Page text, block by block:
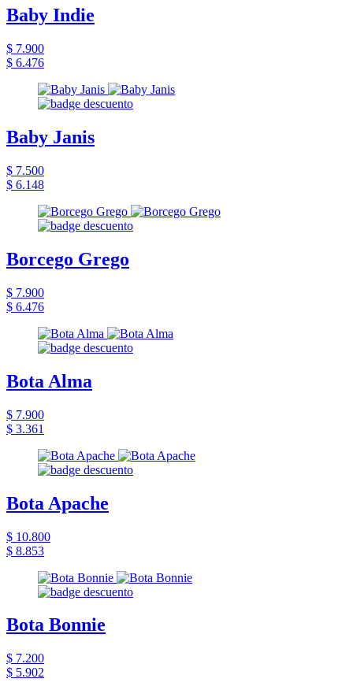
Baby Indie
$ 7.900
$ 6.476
Baby Janis
$ 7.500
$ 6.148
Borcego Grego
$ 7.900
$ 6.476
Bota Alma
$ 7.900
$ 3.361
Bota Apache
$ 10.800
$ 8.853
Bota Bonnie
$ 7.200
$ 5.902